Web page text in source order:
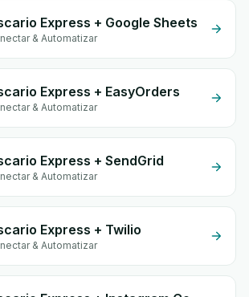
Express + Google Sheets
& Automatizar
Express + EasyOrders
& Automatizar
Express + SendGrid
& Automatizar
Express + Twilio
& Automatizar